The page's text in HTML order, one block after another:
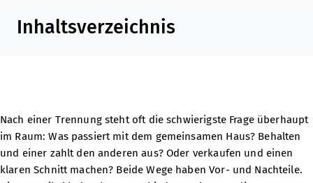
Inhaltsverzeichnis
Nach einer Trennung steht oft die schwierigste Frage überhaupt
im Raum: Was passiert mit dem gemeinsamen Haus? Behalten
und einer zahlt den anderen aus? Oder verkaufen und einen
klaren Schnitt machen? Beide Wege haben Vor- und Nachteile.